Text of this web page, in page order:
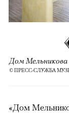
Дом Мельникова
© ПРЕСС-СЛУЖБА
«Дом